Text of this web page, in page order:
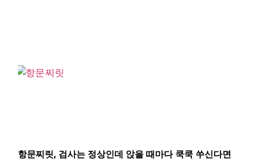
항문찌릿, 검사는 정상인데 앉을 때마다 쿡쿡 쑤신다면